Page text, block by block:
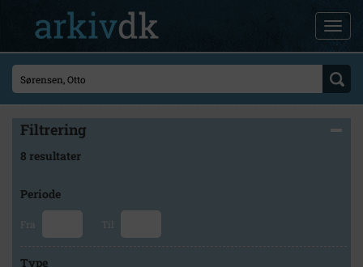
Filtrering
8 resultater
Periode
Fra Til
Type